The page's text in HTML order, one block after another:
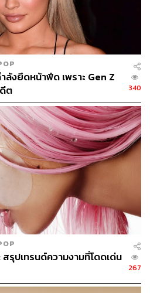
byNick Barose(@nickbarose)
นช่วงโควิด-19 เกิดขึ้น เป็น
สมควร เพราะงานของเรามันเป็น
ดยตรง แล้วเราก็คิดว่าจะเอา
อย่างมันก็ถูกพักไปหมด อย่าง
ๆ เขาก็พักไปเหมือนกัน เราโชคดี
นกับผู้คน ความน่ากลัวคือตอนนั้นที่
ระบาดหนัก แต่ตอนนี้มันก็เริ่มซา
อสแอนเจลิสมากกว่า แล้วตอนที่
มบาสเดอร์ให้กับเครื่องสำอาง
ะเดียวกันก็ทำให้แบรนด์ความ
กซ์กัน ก็มีการสอนแต่งหน้า
ๆ ผ่านทาง Zoom รวมถึงคอน
ลังยึดหน้าฟีด เพราะ Gen Z
ต
340
รุปเทรนด์ความงามที่โดดเด่น
267